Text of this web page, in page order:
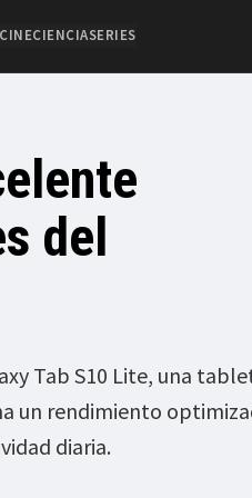
CINECIENCIASERIES
del
Tab S10 Lite, una
un rendimiento
diaria.